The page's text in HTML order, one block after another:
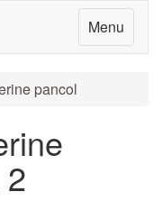
Menu
pancol